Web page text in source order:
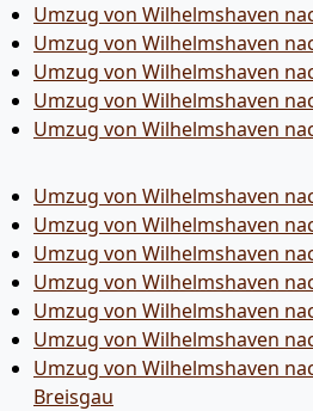
Umzug von Wilhelmshaven
Umzug von Wilhelmshaven
Umzug von Wilhelmshaven
Umzug von Wilhelmshaven
Umzug von Wilhelmshaven
Umzug von Wilhelmshaven
Umzug von Wilhelmshaven
Umzug von Wilhelmshaven
Umzug von Wilhelmshaven
Umzug von Wilhelmshaven
Umzug von Wilhelmshaven
Umzug von Wilhelmshaven
Breisgau